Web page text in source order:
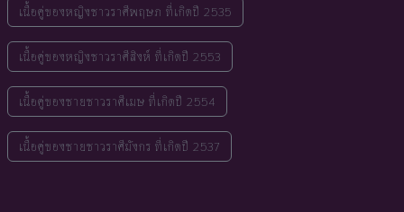
เนื้อคู่ของหญิงชาวราศีพฤษภ ที่เกิดปี 2535
เนื้อคู่ของหญิงชาวราศีสิงห์ ที่เกิดปี 2553
เนื้อคู่ของชายชาวราศีเมษ ที่เกิดปี 2554
เนื้อคู่ของชายชาวราศีมังกร ที่เกิดปี 2537